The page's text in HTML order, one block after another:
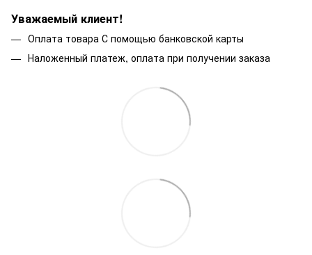
Уважаемый клиент!
Оплата товара С помощью банковской карты
Наложенный платеж, оплата при получении заказа